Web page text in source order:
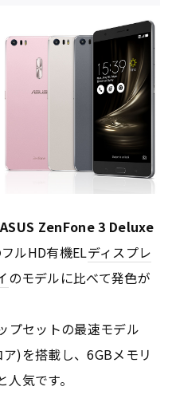
ASUS ZenFone 3 Deluxe
ルHD有機ELディスプレ
のモデルに比べて発色が
プセットの最速モデル
)を搭載し、6GBメモリ
気です。